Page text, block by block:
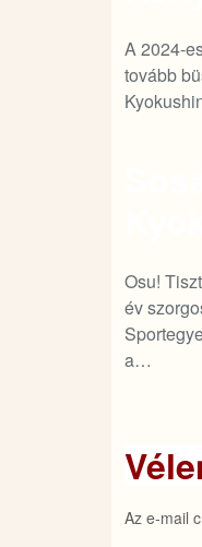
A 2024-
tovább
Osu!
év
a…
Az e-mail